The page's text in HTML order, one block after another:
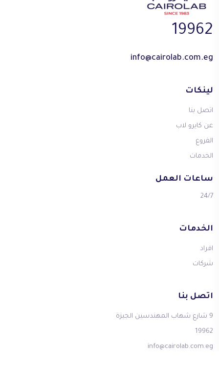
19962
info@cairolab.com.eg
لينكات
اتصل بنا
عن كايرو لاب
الفروع
الخدمات
ساعات العمل
24/7
الخدمات
افراد
شركات
اتصل بنا
9 شارع شهاب المهندسين الجيزة
19962
info@cairolab.com.eg